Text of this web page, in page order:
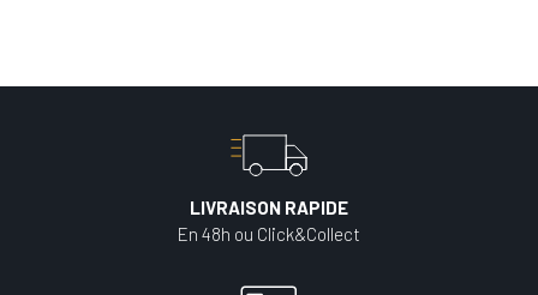
LIVRAISON RAPIDE
En 48h ou Click&Collect